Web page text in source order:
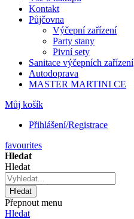
Kontakt
Půjčovna
Výčepní zařízení
Party stany
Pivní sety
Sanitace výčepních zařízení
Autodoprava
MASTER MARTINI CE
Můj košík
Přihlášení/Registrace
favourites
Hledat
Hledat
Hledat
Přepnout menu
Hledat